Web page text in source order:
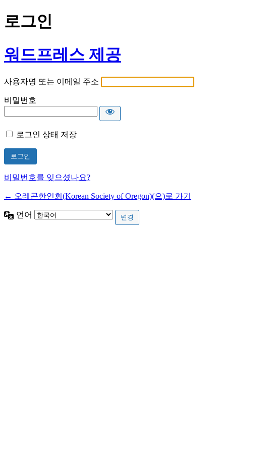
로그인
워드프레스 제공
사용자명 또는 이메일 주소
비밀번호
로그인 상태 저장
비밀번호를 잊으셨나요?
← 오레곤한인회(Korean Society of Oregon)(으)로 가기
언어